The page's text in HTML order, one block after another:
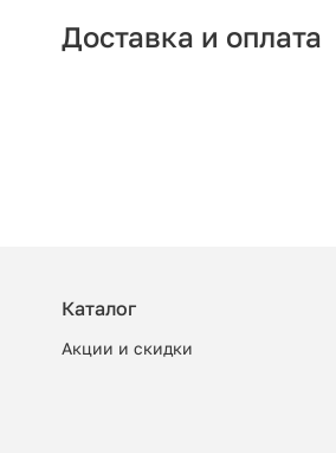
Доставка и оплата
Каталог
Акции и скидки